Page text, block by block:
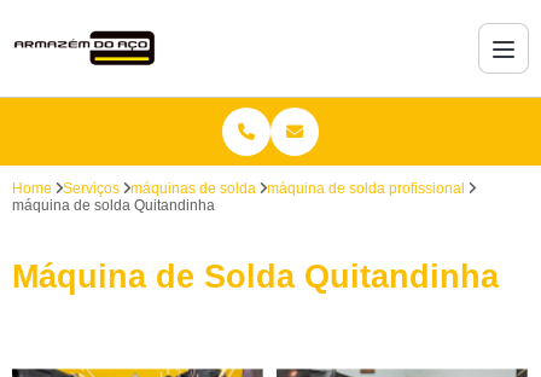
Home Serviços máquinas de solda
máquina de solda profissional
máquina de solda Quitandinha
Máquina de Solda Quitandinha